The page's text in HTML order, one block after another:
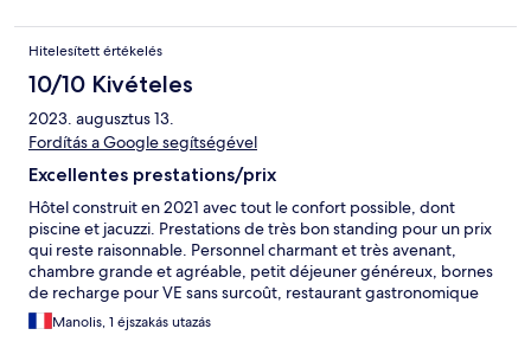
Hitelesített értékelés
10/10 Kivételes
2023. augusztus 13.
Fordítás a Google segítségével
Excellentes prestations/prix
Hôtel construit en 2021 avec tout le confort possible, dont
piscine et jacuzzi. Prestations de très bon standing pour un prix
qui reste raisonnable. Personnel charmant et très avenant,
chambre grande et agréable, petit déjeuner généreux, bornes
de recharge pour VE sans surcoût, restaurant gastronomique
attenant. Seul regret, le lit double en 140 : un 160 eut été plus
agréable.
Manolis, 1 éjszakás utazás